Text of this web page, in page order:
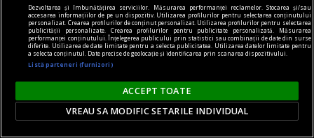
mine
Constantin VICĂ
Dezvoltarea și îmbunătățirea serviciilor. Măsurarea performanței reclamelor. Stocarea și/sau
accesarea informațiilor de pe un dispozitiv. Utilizarea profilurilor pentru selectarea conținutului
personalizat. Crearea profilurilor de conținut personalizat. Utilizarea profilurilor pentru selectarea
publicității personalizate. Crearea profilurilor pentru publicitate personalizată. Măsurarea
performanței conținutului. Înțelegerea publicului prin statistici sau combinații de date din surse
diferite. Utilizarea de date limitate pentru a selecta publicitatea. Utilizarea datelor limitate pentru
a selecta conținutul. Date precise de geolocație și identificarea prin scanarea dispozitivului.
Listă parteneri (furnizori)
ACCEPT TOATE
VREAU SA MODIFIC SETARILE INDIVIDUAL